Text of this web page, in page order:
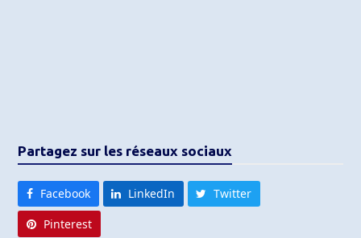
Partagez sur les réseaux sociaux
Facebook LinkedIn
Twitter
Pinterest